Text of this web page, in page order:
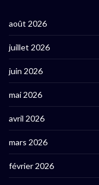
août 2026
juillet 2026
juin 2026
mai 2026
avril 2026
mars 2026
février 2026